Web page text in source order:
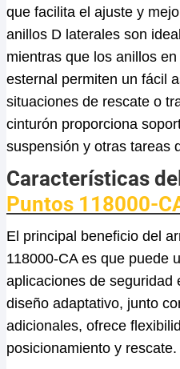
que facilita el ajuste y
anillos D laterales son
mientras que los anillos
esternal permiten un fácil
situaciones de rescate o
cinturón proporciona
suspensión y otras tareas
Características del
Puntos 118000-
El principal beneficio del
118000-CA es que puede
aplicaciones de seguridad
diseño adaptativo, junto
adicionales, ofrece
posicionamiento y rescate.